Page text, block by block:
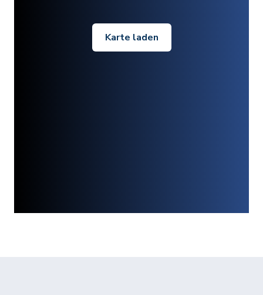
Karte laden